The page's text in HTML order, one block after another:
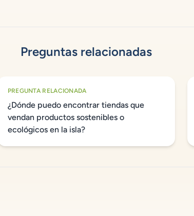
Preguntas relacionadas
PREGUNTA RELACIONADA
¿Dónde puedo encontrar tiendas que
vendan productos sostenibles o
ecológicos en la isla?